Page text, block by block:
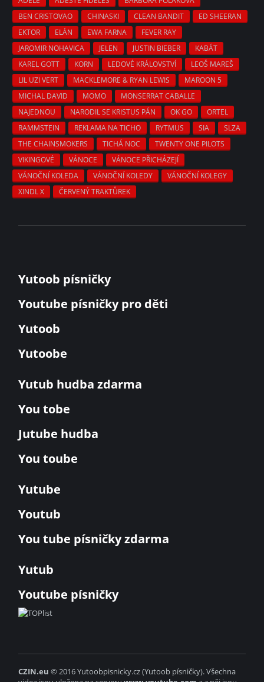
BEN CRISTOVAO
CHINASKI CLEAN BANDIT
ED SHEERAN
EKTOR
ELÁN EWA FARNA
FEVER RAY
JAROMIR NOHAVICA
JELEN JUSTIN BIEBER
KABÁT
KAREL GOTT
KORN LEDOVÉ KRÁLOVSTVÍ
LEOŠ MAREŠ
LIL UZI VERT
MACKLEMORE & RYAN LEWIS
MAROON 5
MICHAL DAVID
MOMO
MONSERRAT CABALLE
NAJEDNOU
NARODIL SE KRISTUS PÁN OK GO
ORTEL
RAMMSTEIN
REKLAMA NA TICHO RYTMUS SIA
SLZA
THE CHAINSMOKERS
TICHÁ NOC
TWENTY ONE PILOTS
VIKINGOVÉ
VÁNOCE
VÁNOCE PŘICHÁZEJÍ
VÁNOČNÍ KOLEDA
VÁNOČNÍ KOLEDY
VÁNOČNÍ KOLEGY
XINDL X
ČERVENÝ TRAKTŮREK
Yutoob písničky
Youtube písničky pro děti
Yutoob
Yutoobe
Yutub hudba zdarma
You tobe
Jutube hudba
You toube
Yutube
Youtub
You tube písničky zdarma
Yutub
Youtube písničky
CZIN.eu © 2016 Yutoobpisnicky.cz (Yutoob písničky). Všechna